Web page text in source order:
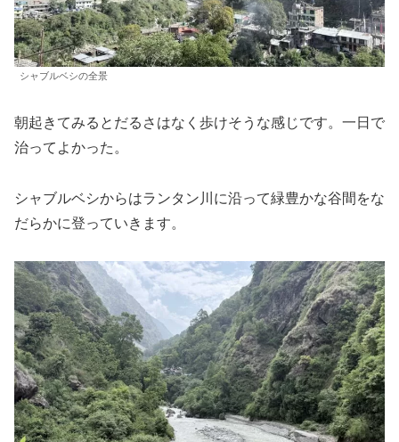
シャブルベシの全景
朝起きてみるとだるさはなく歩けそうな感じです。一日で
治ってよかった。
シャブルベシからはランタン川に沿って緑豊かな谷間をな
だらかに登っていきます。